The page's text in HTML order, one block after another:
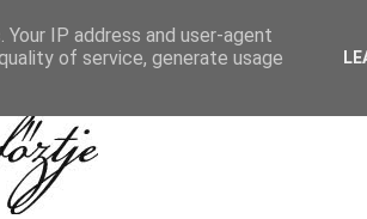
IP address and user-agent
of service, generate usage